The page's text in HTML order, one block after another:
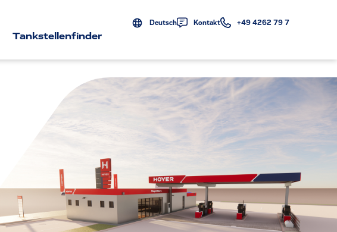
Deutsch Kontakt +49 4262 79 7
Tankstellenfinder